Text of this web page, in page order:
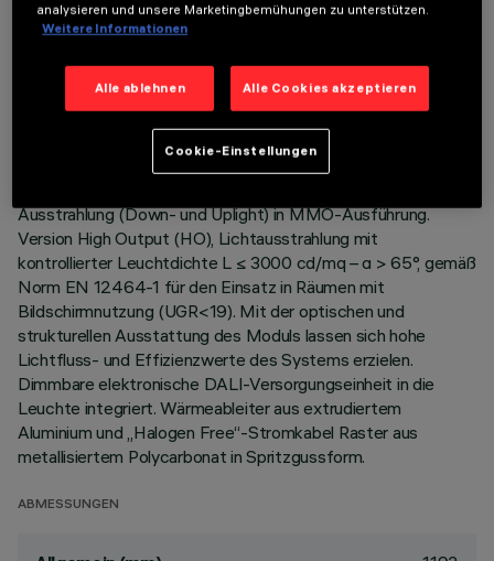
TECHNISCHE DATEN
LETZTES UPDATE: 06.08.2026
Ausstrahlung (Down- und Uplight) in MMO-Ausführung.
Version High Output (HO), Lichtausstrahlung mit
kontrollierter Leuchtdichte L ≤ 3000 cd/mq – α > 65°, gemäß
Norm EN 12464-1 für den Einsatz in Räumen mit
Bildschirmnutzung (UGR<19). Mit der optischen und
strukturellen Ausstattung des Moduls lassen sich hohe
Lichtfluss- und Effizienzwerte des Systems erzielen.
Dimmbare elektronische DALI-Versorgungseinheit in die
Leuchte integriert. Wärmeableiter aus extrudiertem
Aluminium und „Halogen Free“-Stromkabel Raster aus
metallisiertem Polycarbonat in Spritzgussform.
ABMESSUNGEN
analysieren und unsere Marketingbemühungen zu unterstützen.
Weitere Informationen
Alle ablehnen Alle Cookies akzeptieren
Cookie-Einstellungen